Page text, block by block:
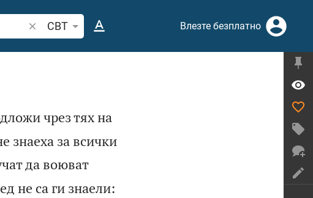
Търсете стих или дума в Библията
CBT Влезте безплатно
чрез тях на
знаеха за всички
да воюват
не са ги знаели: